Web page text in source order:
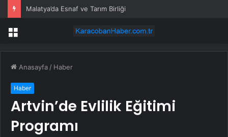
Malatya’da Esnaf ve Tarım Birliği
Menü
Anasayfa / Haber
Haber
Artvin’de Evlilik Eğitimi
Programı